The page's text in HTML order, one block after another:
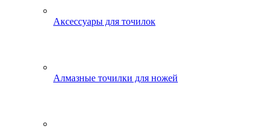
Аксессуары для точилок
Алмазные точилки для ножей